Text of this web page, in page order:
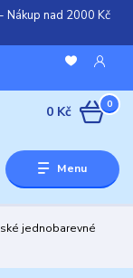
Nákup nad 2000 Kč
Menu
0
0 Kč
jednobarevné